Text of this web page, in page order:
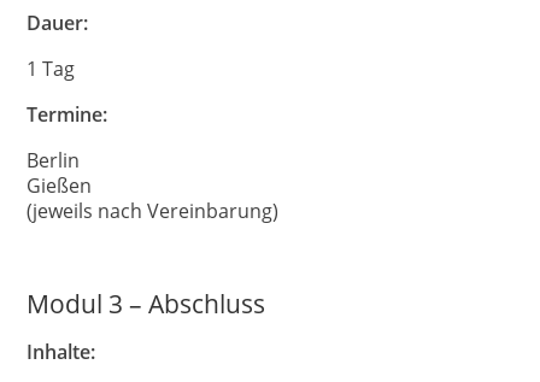
Dauer:
1 Tag
Termine:
Berlin
Gießen
(jeweils nach Vereinbarung)
Modul 3 – Abschluss
Inhalte: